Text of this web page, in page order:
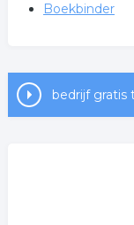
Boekbinder
bedrijf gratis